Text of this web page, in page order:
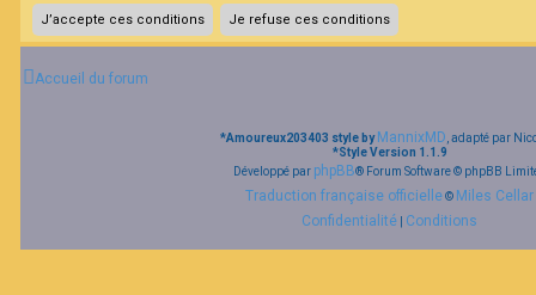
Accueil du forum
*Amoureux203403 style byMannixMD , adapté par
*Style Version 1.1.9
Développé par phpBB® Forum Software © phpBB
Traduction française officielle© Miles Cellar
Confidentialité Conditions